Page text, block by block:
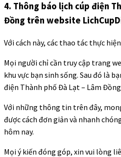
4. Thông báo lịch cúp điện
Đồng trên website
Với cách này, các thao tác thực
Mọi người chỉ cần truy cập trang
khu vực bạn sinh sống. Sau đó là
điện Thành phố Đà Lạt – Lâm
Với những thông tin trên đây,
được cách đơn giản và nhanh
hôm nay.
Mọi ý kiến đóng góp, xin vui lòng